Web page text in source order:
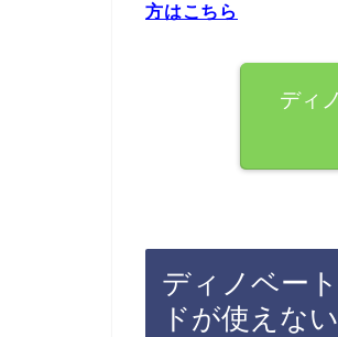
方はこちら
ディ
ディノベー
ドが使えな